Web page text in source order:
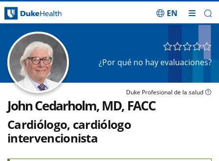
EN
¿Por qué no hay evaluaciones?
Duke Profesional de la salud
John Cedarholm, MD, FACC
Cardiólogo, cardiólogo
intervencionista